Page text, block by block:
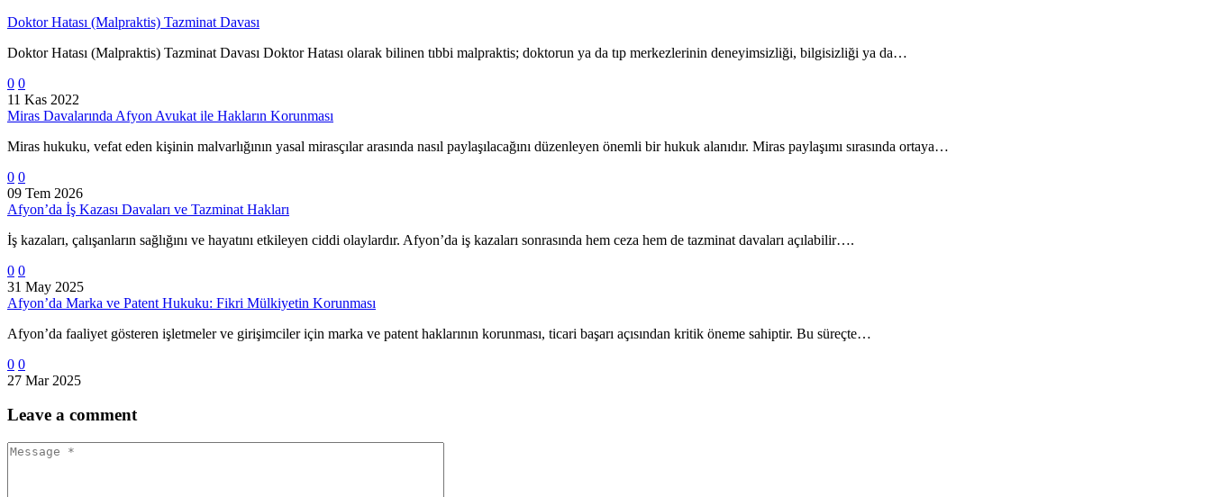
Doktor Hatası (Malpraktis) Tazminat Davası
Doktor Hatası (Malpraktis) Tazminat Davası Doktor Hatası olarak bilinen tıbbi malpraktis; doktorun ya da tıp merkezlerinin deneyimsizliği, bilgisizliği ya da…
0 0
11 Kas 2022
Miras Davalarında Afyon Avukat ile Hakların Korunması
Miras hukuku, vefat eden kişinin malvarlığının yasal mirasçılar arasında nasıl paylaşılacağını düzenleyen önemli bir hukuk alanıdır. Miras paylaşımı sırasında ortaya…
0 0
09 Tem 2026
Afyon’da İş Kazası Davaları ve Tazminat Hakları
İş kazaları, çalışanların sağlığını ve hayatını etkileyen ciddi olaylardır. Afyon’da iş kazaları sonrasında hem ceza hem de tazminat davaları açılabilir….
0 0
31 May 2025
Afyon’da Marka ve Patent Hukuku: Fikri Mülkiyetin Korunması
Afyon’da faaliyet gösteren işletmeler ve girişimciler için marka ve patent haklarının korunması, ticari başarı açısından kritik öneme sahiptir. Bu süreçte…
0 0
27 Mar 2025
Leave a comment